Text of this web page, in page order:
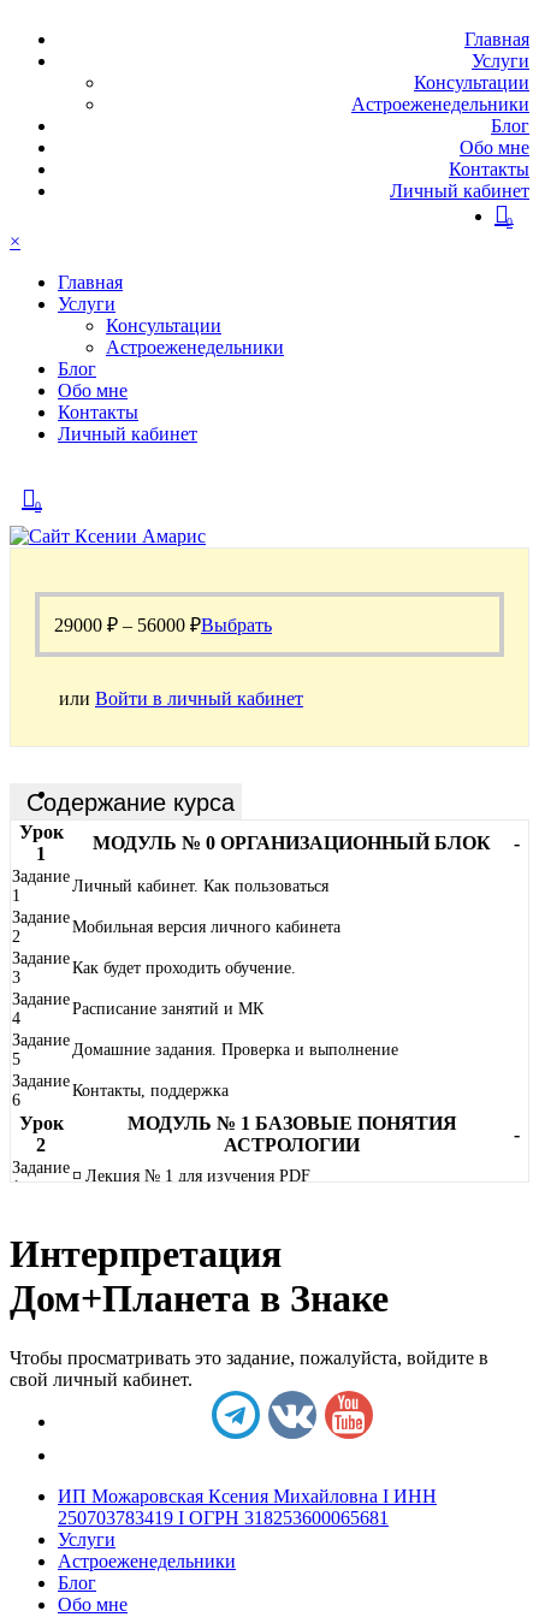
Главная
Услуги
Консультации
Астроеженедельники
Блог
Обо мне
Контакты
Личный кабинет
0
×
Главная
Услуги
Консультации
Астроеженедельники
Блог
Обо мне
Контакты
Личный кабинет
0
29000 ₽ – 56000 ₽Выбрать
или Войти в личный кабинет
Содержание курса
Урок
1
МОДУЛЬ № 0 ОРГАНИЗАЦИОННЫЙ БЛОК -
Задание
1
Личный кабинет. Как пользоваться
Задание
2
Мобильная версия личного кабинета
Задание
3
Как будет проходить обучение.
Задание
4
Расписание занятий и МК
Задание
5
Домашние задания. Проверка и выполнение
Задание
6
Контакты, поддержка
Урок
2
МОДУЛЬ № 1 БАЗОВЫЕ ПОНЯТИЯ
АСТРОЛОГИИ
-
Задание
1
◽ Лекция № 1 для изучения PDF
Задание
3
Виды астрологии
Задание
4
Сбор необходимых данных для построения гороскопа
5
Задание
6
Установка программы Zet
Программа Zet, настройки. Построение гороскопа
Задание
Урок
МОДУЛЬ № 2 ПЛАНЕТЫ
Задание◽ Лекция № 2.1 для изучения PDF
Задание
Классификация планет
Интерпретация
Дом+Планета в Знаке
Чтобы просматривать это задание, пожалуйста, войдите в
свой личный кабинет.
ИП Можаровская Ксения Михайловна I ИНН
250703783419 I ОГРН 318253600065681
Услуги
Астроеженедельники
Блог
Обо мне